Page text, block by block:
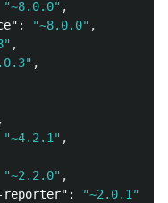
"~8.0.0" ,
: "~8.0.0" ,
,
,
,
"~4.2.1" ,
"~2.2.0" ,
reporter" : "~2.0.1"